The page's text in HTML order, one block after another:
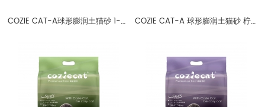
COZIE CAT-A球形膨润土猫砂 1-3.5mm COZIE CAT-A 球形膨润土猫砂 柠檬香味 1-3.5mm